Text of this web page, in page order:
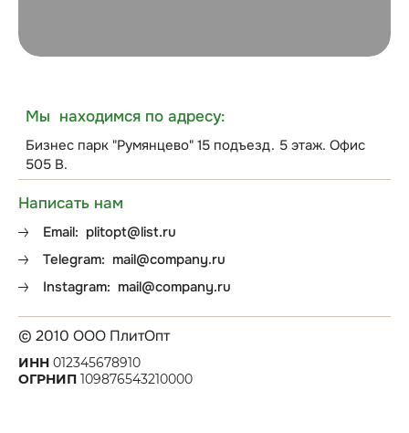
© 2010 ООО ПлитОпт
ИНН 012345678910
ОГРНИП 109876543210000
Написать нам
Email: plitopt@list.ru
Telegram: mail@company.ru
Instagram: mail@company.ru
Мы находимся по адресу:
Бизнес парк "Румянцево" 15 подъезд. 5 этаж. Офис
505 В.